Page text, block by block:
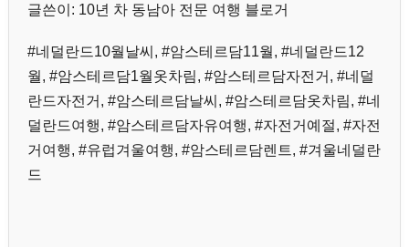
글쓴이: 10년 차 동남아 전문 여행 블로거
#네덜란드10월날씨, #암스테르담11월, #네덜란드12
월, #암스테르담1월옷차림, #암스테르담자전거, #네덜
란드자전거, #암스테르담날씨, #암스테르담옷차림, #네
덜란드여행, #암스테르담자유여행, #자전거예절, #자전
거여행, #유럽겨울여행, #암스테르담렌트, #겨울네덜란
드